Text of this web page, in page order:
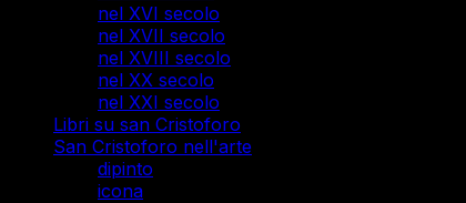
nel XVI secolo
nel XVII secolo
nel XVIII secolo
nel XX secolo
nel XXI secolo
Libri su san Cristoforo
San Cristoforo nell'arte
dipinto
icona